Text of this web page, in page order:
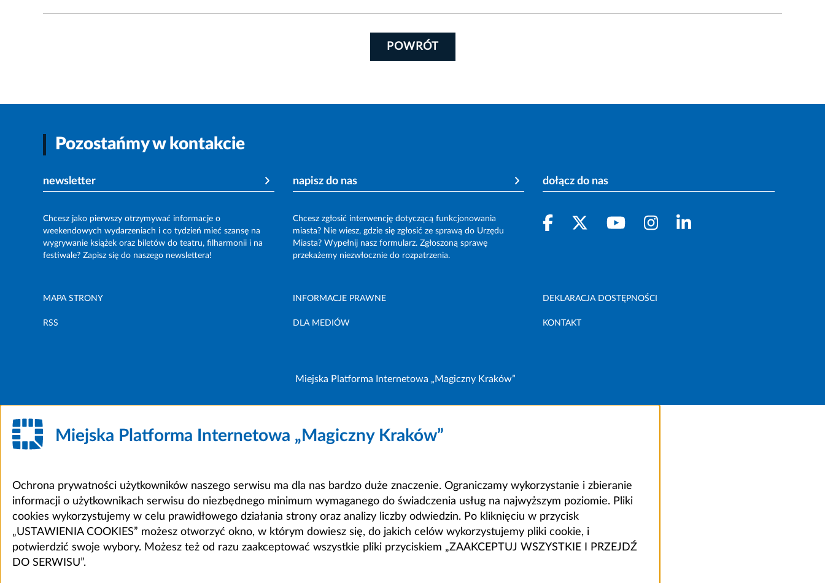
POWRÓT
Pozostańmy w kontakcie
newsletter
Chcesz jako pierwszy otrzymywać informacje o
weekendowych wydarzeniach i co tydzień mieć szansę na
wygrywanie książek oraz biletów do teatru, filharmonii i na
festiwale? Zapisz się do naszego newslettera!
napisz do nas
Chcesz zgłosić interwencję dotyczącą funkcjonowania
miasta? Nie wiesz, gdzie się zgłosić ze sprawą do Urzędu
Miasta? Wypełnij nasz formularz. Zgłoszoną sprawę
przekażemy niezwłocznie do rozpatrzenia.
dołącz do nas
MAPA STRONY INFORMACJE PRAWNE DEKLARACJA DOSTĘPNOŚCI
RSS DLA MEDIÓW KONTAKT
Miejska Platforma Internetowa „Magiczny Kraków”
Miejska Platforma Internetowa „Magiczny Kraków”
Ochrona prywatności użytkowników naszego serwisu ma dla nas bardzo duże znaczenie. Ograniczamy wykorzystanie i zbieranie
informacji o użytkownikach serwisu do niezbędnego minimum wymaganego do świadczenia usług na najwyższym poziomie. Pliki
cookies wykorzystujemy w celu prawidłowego działania strony oraz analizy liczby odwiedzin. Po kliknięciu w przycisk
„USTAWIENIA COOKIES” możesz otworzyć okno, w którym dowiesz się, do jakich celów wykorzystujemy pliki cookie, i
potwierdzić swoje wybory. Możesz też od razu zaakceptować wszystkie pliki przyciskiem „ZAAKCEPTUJ WSZYSTKIE I PRZEJDŹ
DO SERWISU”.